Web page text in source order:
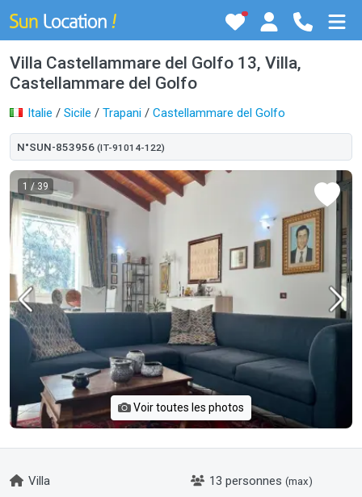
Villa Castellammare del Golfo 13, Villa,
Castellammare del Golfo
Italie / Sicile / Trapani / Castellammare del Golfo
N°SUN-853956 (IT-91014-122)
1 / 39
Voir toutes les photos
Villa 13 personnes (max)